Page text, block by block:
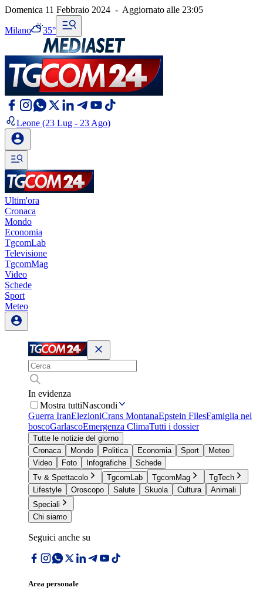
Domenica 11 Febbraio 2024 - Aggiornato alle 23:05
Milano 35°
Leone (23 Lug - 23 Ago)
Ultim'ora
Cronaca
Mondo
Economia
TgcomLab
Televisione
TgcomMag
Video
Schede
Sport
Meteo
In evidenza
Mostra tuttiNascondi
Guerra IranElezioniCrans MontanaEpstein FilesFamiglia nel
boscoGarlascoEmergenza ClimaTutti i dossier
Tutte le notizie del giorno
Cronaca
Mondo Politica Economia Sport
Meteo
Video
Foto Infografiche
Schede
Tv & Spettacolo
TgcomLab TgcomMag
TgTech
Lifestyle
Oroscopo Salute Skuola Cultura
Animali
Speciali
Chi siamo
Seguici anche su
Area personale